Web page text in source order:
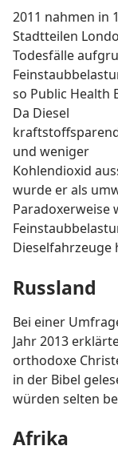
2011 nahmen in
Stadtteilen
Todesfälle
so Public Health
Da Diesel
und weniger
Kohlendioxid
wurde er als
Paradoxerweise
Russland
Bei einer
Jahr 2013
orthodoxe
in der Bibel
würden selten
Afrika